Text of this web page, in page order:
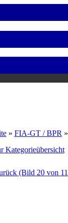
» FIA-GT / BPR
Kategorieübersicht
(Bild 20 von